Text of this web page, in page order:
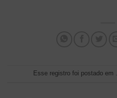
Esse registro foi postado em .